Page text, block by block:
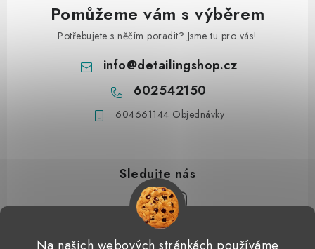
Pomůžeme vám s výběrem
Potřebujete s něčím poradit? Jsme tu pro vás!
info@detailingshop.cz
602542150
604661144 Objednávky